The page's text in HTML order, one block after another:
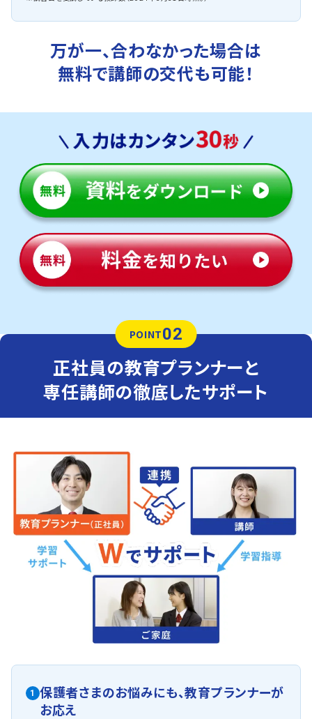
万が一、合わなかった場合は
無料で講師の交代も可能！
POINT02
正社員の教育プランナーと
専任講師の徹底したサポート
1 保護者さまのお悩みにも、教育プランナーが
お応え